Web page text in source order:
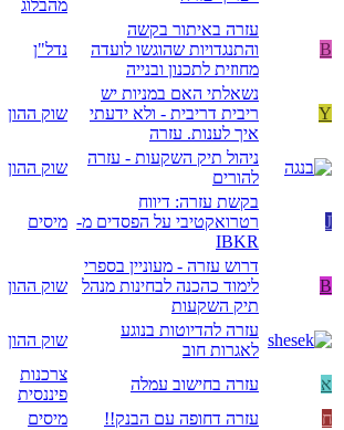
מהבלוג
B
עזרה באיתור בקשה
והתנגדויות שהוגשו לועדה
מחוזית לתכנון ובנייה
נדל"ן
Y
נשאלתי האם במניות יש
ריבית דריבית - ולא ידעתי
איך לענות. עזרה
שוק ההון
ניהול תיק השקעות - עזרה
להורים
שוק ההון
J
בקשת עזרה: דיווח
רטרואקטיבי על הפסדים מ-
IBKR
מיסים
B
דרוש עזרה - מעוניין בספרי
לימוד כהכנה לבחינות מנהל
תיק השקעות
שוק ההון
עזרה להדיוטות בנוגע
לאגרות חוב
שוק ההון
א עזרה בחישוב עמלה
צרכנות
פיננסית
ח
עזרה דחופה עם הבנק!! מיסים